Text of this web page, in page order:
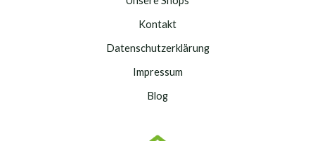
Kontakt
Datenschutzerklärung
Impressum
Blog